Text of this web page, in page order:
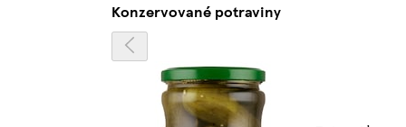
Konzervované potraviny